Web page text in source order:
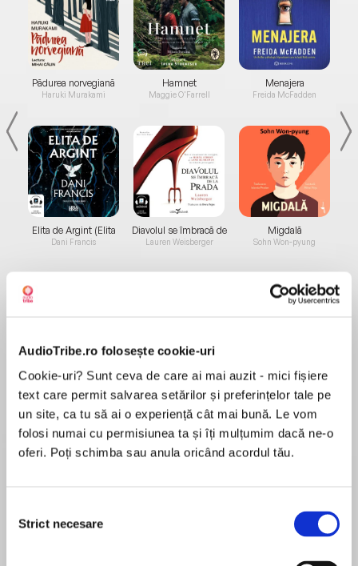
AudioTribe.ro folosește cookie-uri
Cookie-uri? Sunt ceva de care ai mai auzit - mici fișiere
text care permit salvarea setărilor și preferințelor tale pe
un site, ca tu să ai o experiență cât mai bună. Le vom
folosi numai cu permisiunea ta și îți mulțumim dacă ne-o
oferi. Poți schimba sau anula oricând acordul tău.
consimțământului
Strict necesare
Pădurea norvegiană
Haruki Murakami
Elita de Argint (Elita
de...
Dani Francis
Hamnet
Maggie O'Farrell
Diavolul se îmbracă de
la...
Lauren Weisberger
Menajera
Freida McFadden
Migdală
Sohn Won-pyung
"Bestseller The New York Time
La douăzeci și ceva de ani, Belle da Costa
Greene este angajată de magnatul J.P. Morgan
să se ocupe de colecția lui de manuscrise, cărți
și opere de artă rare, adăpostită în recent
construita Bibliotecă Pierpont Morgan. Belle
oameni din lumea artei și a cărților, cunoscută
pentru gustul ei impecabil și priceperea cu care
MAI MULT